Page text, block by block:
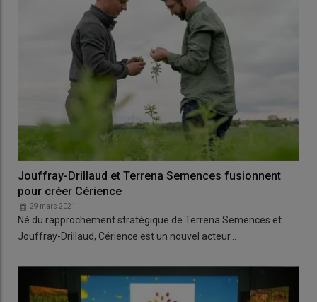
Jouffray-Drillaud et Terrena Semences fusionnent
pour créer Cérience
29 mars 2021
Né du rapprochement stratégique de Terrena Semences et
Jouffray-Drillaud, Cérience est un nouvel acteur…